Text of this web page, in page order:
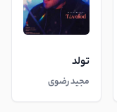
تولد
مجید رضوی